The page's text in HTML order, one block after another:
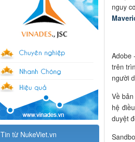
nguy
Adobe
trên
người
Về
hệ
duyệt
Tin từ NukeViet.vn